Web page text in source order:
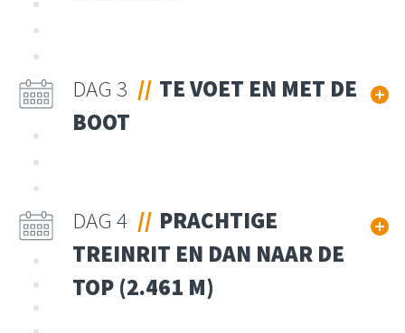
DAG 3
TE VOET EN MET DE
BOOT
DAG 4
PRACHTIGE
TREINRIT EN DAN NAAR DE
TOP (2.461 M)